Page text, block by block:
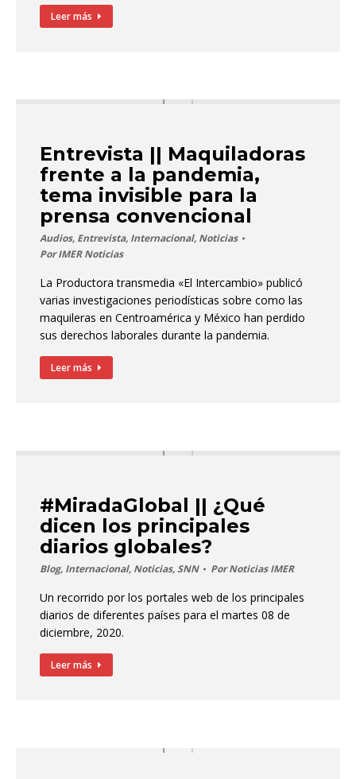
Leer más
Entrevista || Maquiladoras
frente a la pandemia,
tema invisible para la
prensa convencional
Audios, Entrevista, Internacional, Noticias
PorIMER Noticias
La Productora transmedia «El Intercambio» publicó
varias investigaciones periodísticas sobre como las
maquileras en Centroamérica y México han perdido
sus derechos laborales durante la pandemia.
Leer más
#MiradaGlobal || ¿Qué
dicen los principales
diarios globales?
Blog, Internacional, Noticias,SNN PorNoticias IMER
Un recorrido por los portales web de los principales
diarios de diferentes países para el martes 08 de
diciembre, 2020.
Leer más